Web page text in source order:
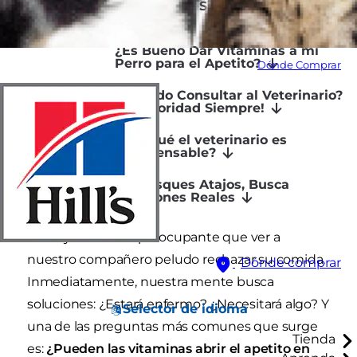
Dónde Comprar
Dónde comprar
Selector de idioma
Tienda
¿Realmente Sirven para Abrir el
¿Es Bueno Dar Vitaminas a mi
Perro para el Apetito?
¿Cuándo Consultar al Veterinario?
¡La Prioridad Siempre!
¿Por qué el veterinario es
indispensable?
No Busques Atajos, Busca
Soluciones Reales
No hay nada más preocupante que ver a
nuestro compañero peludo rechazar su comida.
Inmediatamente, nuestra mente busca
soluciones: ¿Estará enfermo? ¿Necesitará algo? Y
una de las preguntas más comunes que surge
es:¿Pueden las vitaminas abrir el apetito en